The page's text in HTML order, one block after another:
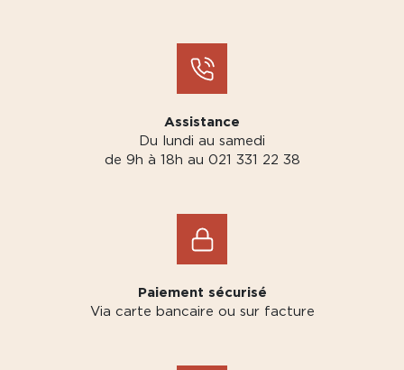
Assistance
Du lundi au samedi
de 9h à 18h au 021 331 22 38
Paiement sécurisé
Via carte bancaire ou sur facture